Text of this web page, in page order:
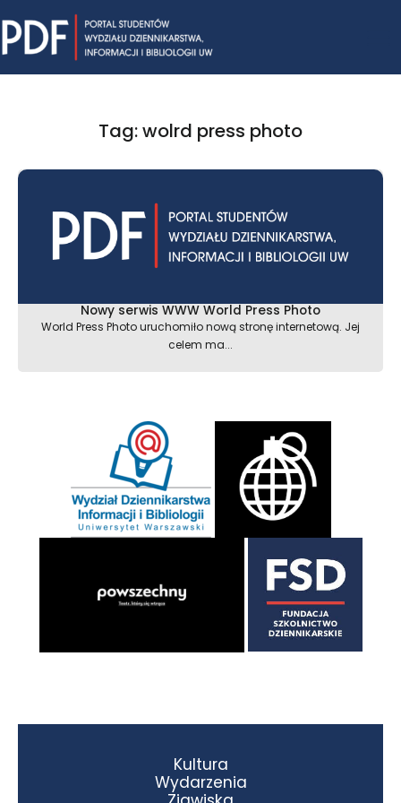
to
content
Tag: wolrd press photo
Nowy serwis WWW World Press Photo
World Press Photo uruchomiło nową stronę internetową. Jej
celem ma...
Kultura
Wydarzenia